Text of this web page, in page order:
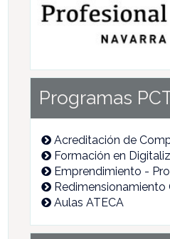
Programas
Acreditación de
Formación en
Emprendimiento -
Redimensionamiento
Aulas ATECA